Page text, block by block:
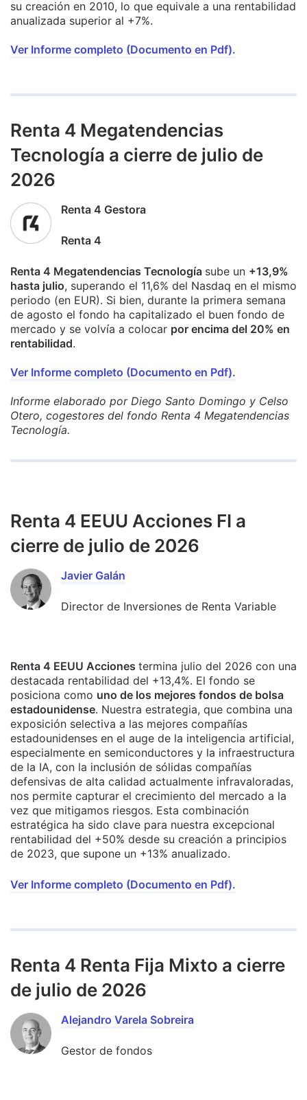
su creación en 2010, lo que equivale a una rentabilidad
anualizada superior al +7%.
Ver Informe completo (Documento en Pdf).
Renta 4 Megatendencias
Tecnología a cierre de julio de
2026
Renta 4 Gestora
Renta 4
Renta 4 Megatendencias Tecnología sube un +13,9%
hasta julio, superando el 11,6% del Nasdaq en el mismo
periodo (en EUR). Si bien, durante la primera semana
de agosto el fondo ha capitalizado el buen fondo de
mercado y se volvía a colocar por encima del 20% en
rentabilidad.
Ver Informe completo (Documento en Pdf).
Informe elaborado por Diego Santo Domingo y Celso
Otero, cogestores del fondo Renta 4 Megatendencias
Tecnología.
Renta 4 EEUU Acciones FI a
cierre de julio de 2026
Javier Galán
Director de Inversiones de Renta Variable
Renta 4 EEUU Acciones termina julio del 2026 con una
destacada rentabilidad del +13,4%. El fondo se
posiciona como uno de los mejores fondos de bolsa
estadounidense. Nuestra estrategia, que combina una
exposición selectiva a las mejores compañías
estadounidenses en el auge de la inteligencia artificial,
especialmente en semiconductores y la infraestructura
de la IA, con la inclusión de sólidas compañías
defensivas de alta calidad actualmente infravaloradas,
nos permite capturar el crecimiento del mercado a la
vez que mitigamos riesgos. Esta combinación
estratégica ha sido clave para nuestra excepcional
rentabilidad del +50% desde su creación a principios
de 2023, que supone un +13% anualizado.
Ver Informe completo (Documento en Pdf).
Renta 4 Renta Fija Mixto a cierre
de julio de 2026
Alejandro Varela Sobreira
Gestor de fondos